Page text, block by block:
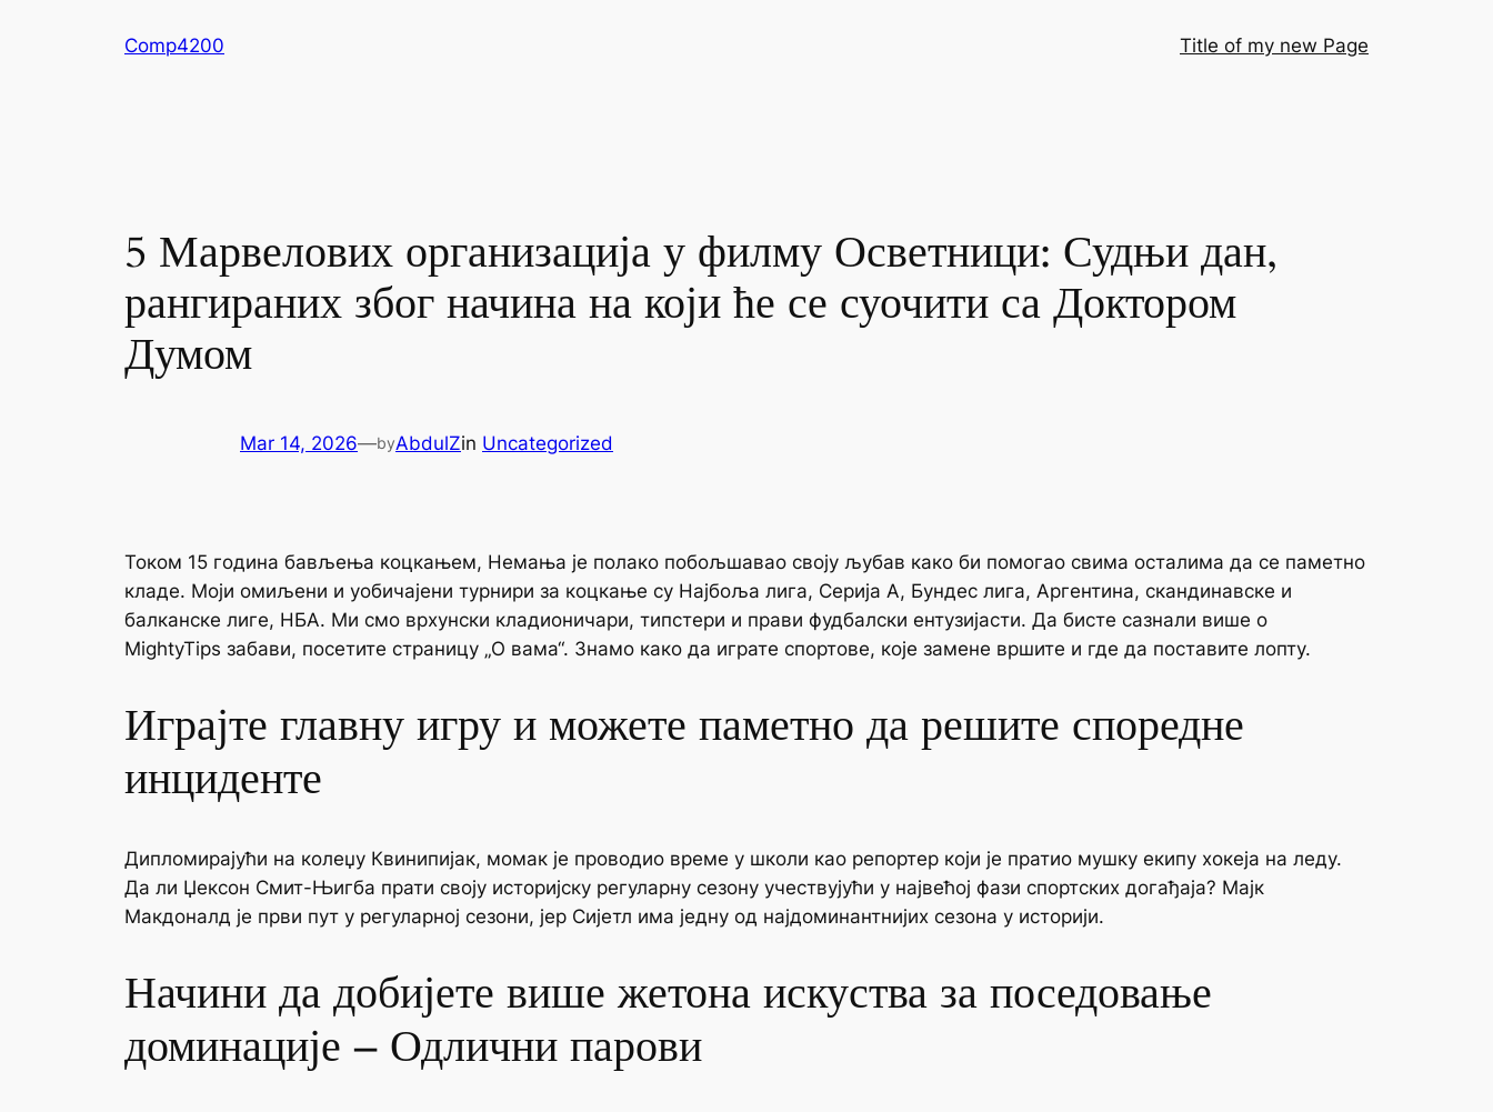
Comp4200 Title of my new Page
5 Марвелових организација у филму Осветници: Судњи дан,
рангираних због начина на који ће се суочити са Доктором
Думом
Mar 14, 2026—byAbdulZin Uncategorized
Током 15 година бављења коцкањем, Немања је полако побољшавао своју љубав како би помогао свима осталима да се паметно
кладе. Моји омиљени и уобичајени турнири за коцкање су Најбоља лига, Серија А, Бундес лига, Аргентина, скандинавске и
балканске лиге, НБА. Ми смо врхунски кладионичари, типстери и прави фудбалски ентузијасти. Да бисте сазнали више о
MightyTips забави, посетите страницу „О вама“. Знамо како да играте спортове, које замене вршите и где да поставите лопту.
Играјте главну игру и можете паметно да решите споредне
инциденте
Дипломирајући на колеџу Квинипијак, момак је проводио време у школи као репортер који је пратио мушку екипу хокеја на леду.
Да ли Џексон Смит-Њигба прати своју историјску регуларну сезону учествујући у највећој фази спортских догађаја? Мајк
Макдоналд је први пут у регуларној сезони, јер Сијетл има једну од најдоминантнијих сезона у историји.
Начини да добијете више жетона искуства за поседовање
доминације – Одлични парови